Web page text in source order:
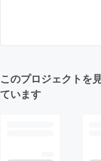
このプロジェクトを
ています